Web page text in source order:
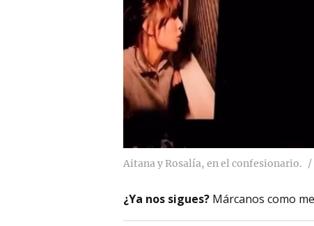
Aitana y Rosalía, en el confesionario.
¿Ya nos sigues? Márcanos como